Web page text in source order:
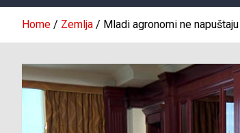
Home Zemlja Mladi agronomi ne